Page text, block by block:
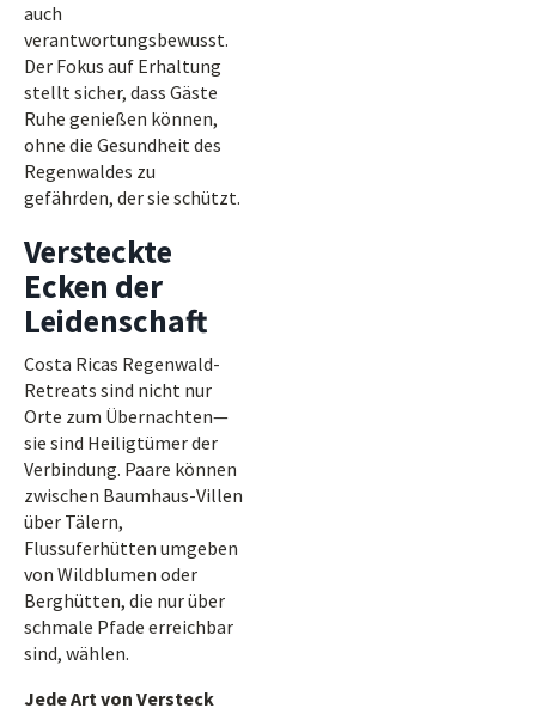
auch
verantwortungsbewusst.
Der Fokus auf Erhaltung
stellt sicher, dass Gäste
Ruhe genießen können,
ohne die Gesundheit des
Regenwaldes zu
gefährden, der sie schützt.
Versteckte
Ecken der
Leidenschaft
Costa Ricas Regenwald-
Retreats sind nicht nur
Orte zum Übernachten—
sie sind Heiligtümer der
Verbindung. Paare können
zwischen Baumhaus-Villen
über Tälern,
Flussuferhütten umgeben
von Wildblumen oder
Berghütten, die nur über
schmale Pfade erreichbar
sind, wählen.
Jede Art von Versteck